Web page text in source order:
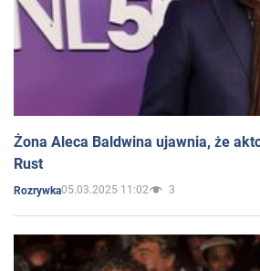
Żona Aleca Baldwina ujawnia, że
Rust
Rozrywka05.03.2025 11:02 3